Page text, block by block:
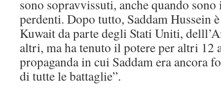
sono sopravvissuti, anche quando
perdenti. Dopo tutto, Saddam Hussein
Kuwait da parte degli Stati Uniti,
altri, ma ha tenuto il potere per altri 12
propaganda in cui Saddam era ancora
di tutte le battaglie”.